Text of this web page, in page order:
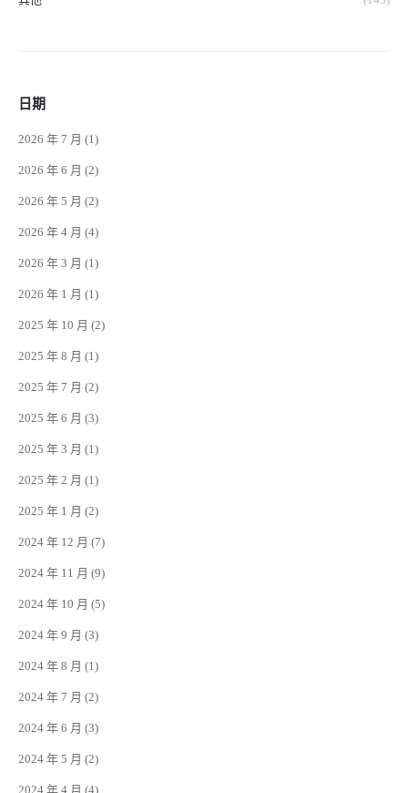
日期
2026 年 7 月 (1)
2026 年 6 月 (2)
2026 年 5 月 (2)
2026 年 4 月 (4)
2026 年 3 月 (1)
2026 年 1 月 (1)
2025 年 10 月 (2)
2025 年 8 月 (1)
2025 年 7 月 (2)
2025 年 6 月 (3)
2025 年 3 月 (1)
2025 年 2 月 (1)
2025 年 1 月 (2)
2024 年 12 月 (7)
2024 年 11 月 (9)
2024 年 10 月 (5)
2024 年 9 月 (3)
2024 年 8 月 (1)
2024 年 7 月 (2)
2024 年 6 月 (3)
2024 年 5 月 (2)
2024 年 4 月 (4)